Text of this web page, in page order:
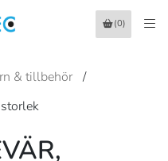
(0)
& tillbehör /